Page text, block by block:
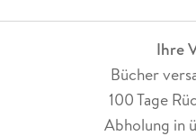
Ihre
Bücher
100 Tage
Abholung in